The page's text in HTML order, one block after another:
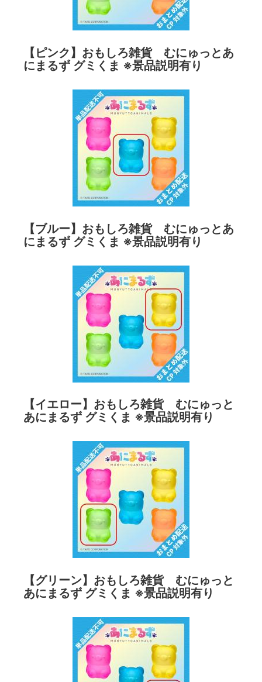
【ピンク】おもしろ雑貨 むにゅっとあ
にまるず グミくま ※景品説明有り
【ブルー】おもしろ雑貨 むにゅっとあ
にまるず グミくま ※景品説明有り
【イエロー】おもしろ雑貨 むにゅっと
あにまるず グミくま ※景品説明有り
【グリーン】おもしろ雑貨 むにゅっと
あにまるず グミくま ※景品説明有り